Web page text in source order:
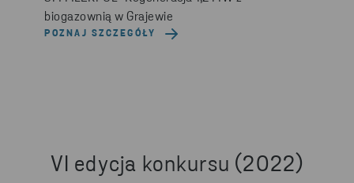
biogazownią w Grajewie
POZNAJ SZCZEGÓŁY
VI edycja konkursu (2022)